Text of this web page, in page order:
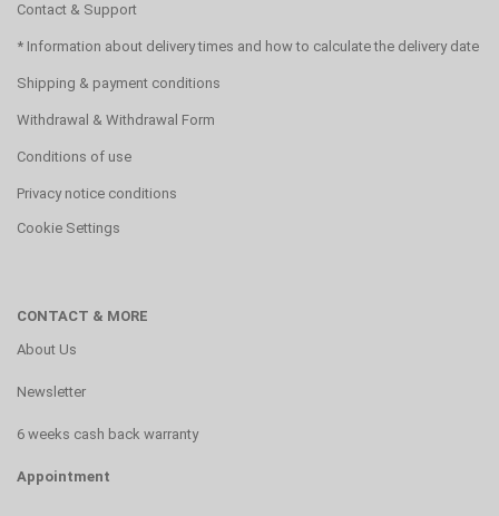
Contact & Support
* Information about delivery times and how to calculate the delivery date
Shipping & payment conditions
Withdrawal & Withdrawal Form
Conditions of use
Privacy notice conditions
Cookie Settings
CONTACT & MORE
About Us
Newsletter
6 weeks cash back warranty
Appointment